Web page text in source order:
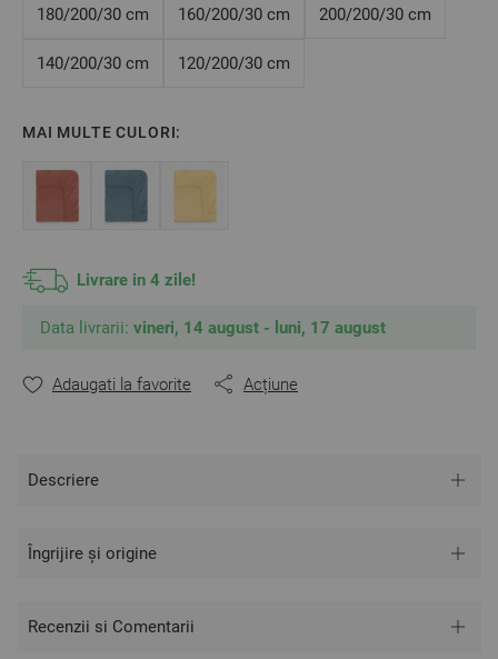
dumneavoastră: lungimea, lățimea și înălțimea.
Dimensiune: 90/200/30 cm
cm
180/200/30 cm 160/200/30 cm 200/200/30 cm
140/200/30 cm 120/200/30 cm
MAI MULTE CULORI:
Livrare in 4 zile!
Data livrarii: vineri, 14 august - luni, 17 august
Adaugati la favorite Acțiune
Descriere
Îngrijire și origine
Recenzii si Comentarii